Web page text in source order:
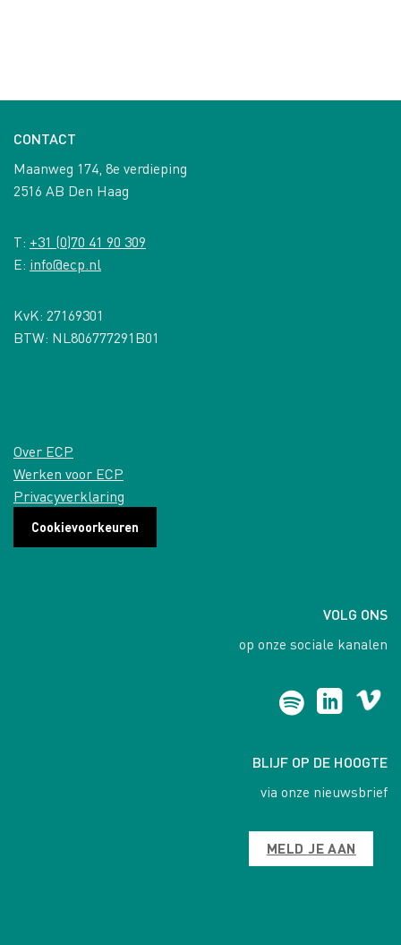
CONTACT
Maanweg 174, 8e verdieping
2516 AB Den Haag
T: +31 (0)70 41 90 309
E: info@ecp.nl
KvK: 27169301
BTW: NL806777291B01
Over ECP
Werken voor ECP
Privacyverklaring
Cookievoorkeuren
VOLG ONS
op onze sociale kanalen
BLIJF OP DE HOOGTE
via onze nieuwsbrief
MELD JE AAN